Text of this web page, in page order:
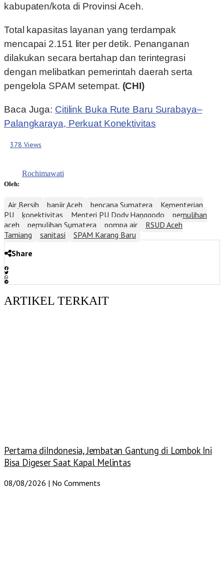
kabupaten/kota di Provinsi Aceh.
Total kapasitas layanan yang terdampak
mencapai 2.151 liter per detik. Penanganan
dilakukan secara bertahap dan terintegrasi
dengan melibatkan pemerintah daerah serta
pengelola SPAM setempat. (CHI)
Baca Juga: Citilink Buka Rute Baru Surabaya–
Palangkaraya, Perkuat Konektivitas
378 Views
Oleh:
Rochimawati
Air Bersih banjir Aceh bencana Sumatera
Kementerian
PU
konektivitas Menteri PU Dody Hanggodo
pemulihan
aceh
pemulihan Sumatera pompa air
RSUD Aceh
Tamiang
sanitasi
SPAM Karang Baru
Share
ARTIKEL TERKAIT
Pertama diIndonesia, Jembatan Gantung di Lombok Ini
Bisa Digeser Saat Kapal Melintas
08/08/2026 No Comments